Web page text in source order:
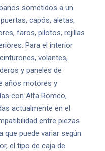
sometidos a un
capós, aletas,
faros, pilotos, rejillas
Para el interior
volantes,
y paneles de
años motores y
con Alfa Romeo,
actualmente en el
entre piezas
que puede variar según
el tipo de caja de